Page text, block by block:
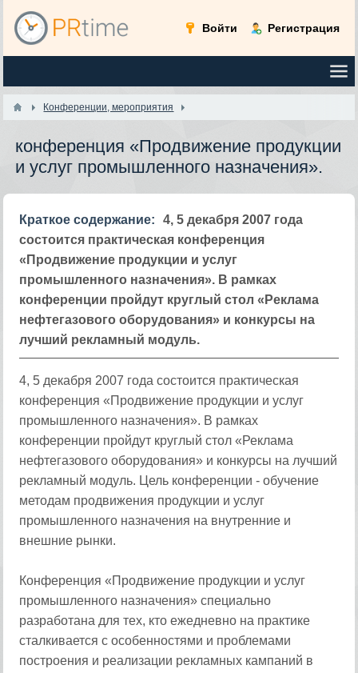
Войти Регистрация
Конференции, мероприятия
конференция «Продвижение продукции
и услуг промышленного назначения».
Краткое содержание:
4, 5 декабря 2007 года
состоится практическая конференция
«Продвижение продукции и услуг
промышленного назначения». В рамках
конференции пройдут круглый стол «Реклама
нефтегазового оборудования» и конкурсы на
лучший рекламный модуль.
4, 5 декабря 2007 года состоится практическая
конференция «Продвижение продукции и услуг
промышленного назначения». В рамках
конференции пройдут круглый стол «Реклама
нефтегазового оборудования» и конкурсы на лучший
рекламный модуль. Цель конференции - обучение
методам продвижения продукции и услуг
промышленного назначения на внутренние и
внешние рынки.
Конференция «Продвижение продукции и услуг
промышленного назначения» специально
разработана для тех, кто ежедневно на практике
сталкивается с особенностями и проблемами
построения и реализации рекламных кампаний в